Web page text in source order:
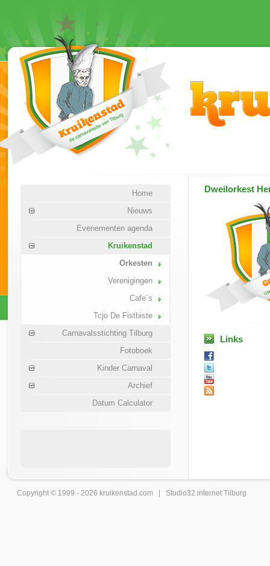
Home
Nieuws
Evenementen agenda
Kruikenstad
Orkesten
Verenigingen
Cafe´s
Tcjo De Fistbiste
Carnavalsstichting Tilburg
Fotoboek
Kinder Carnaval
Archief
Datum Calculator
Dweilorkest
Links
Copyright © 1999 - 2026 kruikenstad .com | Studio32 internet Tilburg